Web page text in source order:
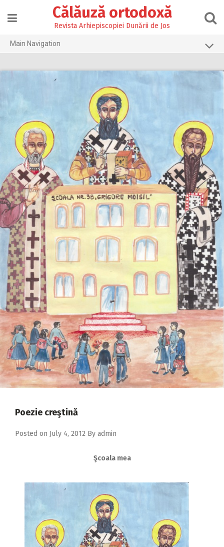
content
Călăuză ortodoxă
Revista Arhiepiscopiei Dunării de Jos
Main Navigation
2023
2022
2021
2020
2019
2018
2017
2016
2015
2014
2013
2012
2011
2010
Poezie creştină
Posted on July 4, 2012 By admin
Şcoala mea